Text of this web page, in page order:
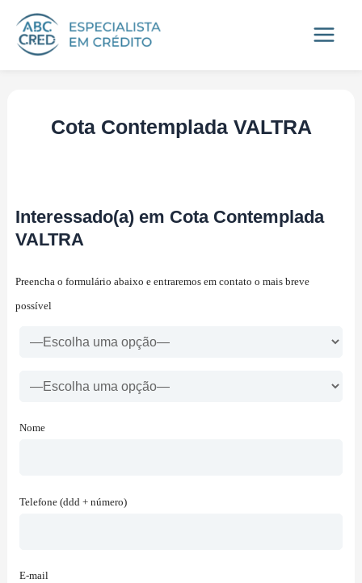
para
Cota Contemplada VALTRA
Interessado(a) em Cota Contemplada
VALTRA
Preencha o formulário abaixo e entraremos em contato o mais breve
possível
Nome
Telefone (ddd + número)
E-mail